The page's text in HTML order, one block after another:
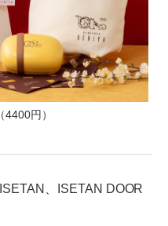
円）
、ISETAN DOOR